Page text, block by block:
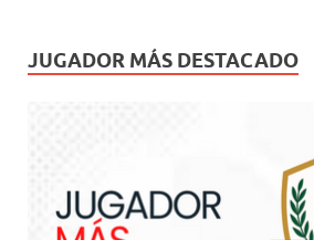
JUGADOR MÁS DESTACADO